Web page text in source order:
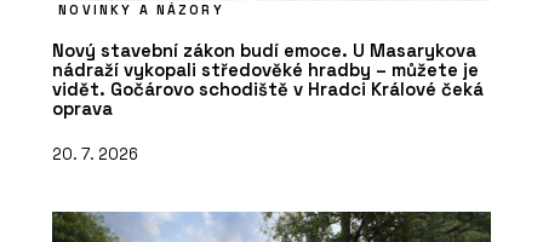
NOVINKY A NÁZORY
Nový stavební zákon budí emoce. U Masarykova
nádraží vykopali středověké hradby – můžete je
vidět. Gočárovo schodiště v Hradci Králové čeká
oprava
20. 7. 2026